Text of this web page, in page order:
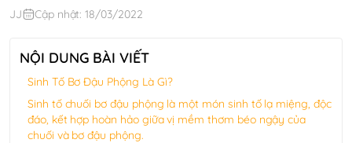
JJ Cập nhật: 18/03/2022
NỘI DUNG BÀI VIẾT
Sinh Tố Bơ Đậu Phộng Là Gì?
Sinh tố chuối bơ đậu phộng là một món sinh tố lạ miệng, độc
đáo, kết hợp hoàn hảo giữa vị mềm thơm béo ngậy của
chuối và bơ đậu phộng.